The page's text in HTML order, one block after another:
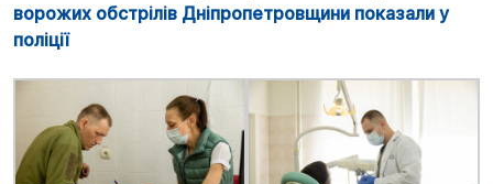
ворожих обстрілів Дніпропетровщини показали у
поліції